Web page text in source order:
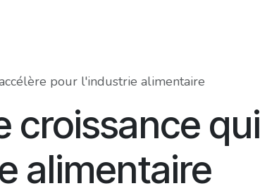
pour l'industrie alimentaire
croissance qui
alimentaire